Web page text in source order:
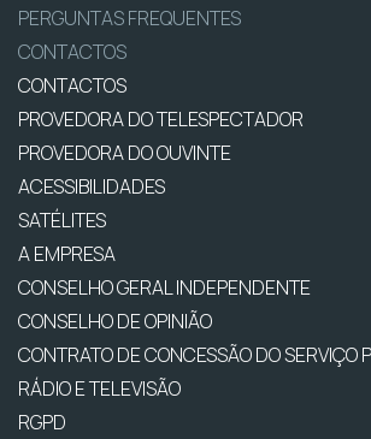
PERGUNTAS FREQUENTES
CONTACTOS
CONTACTOS
PROVEDORA DO TELESPECTADOR
PROVEDORA DO OUVINTE
ACESSIBILIDADES
SATÉLITES
A EMPRESA
CONSELHO GERAL INDEPENDENTE
CONSELHO DE OPINIÃO
CONTRATO DE CONCESSÃO DO SERVIÇO
RÁDIO E TELEVISÃO
RGPD